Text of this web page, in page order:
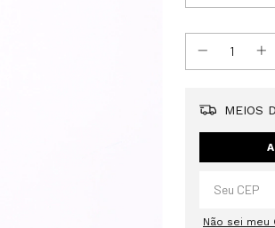
MEIOS
Não sei meu